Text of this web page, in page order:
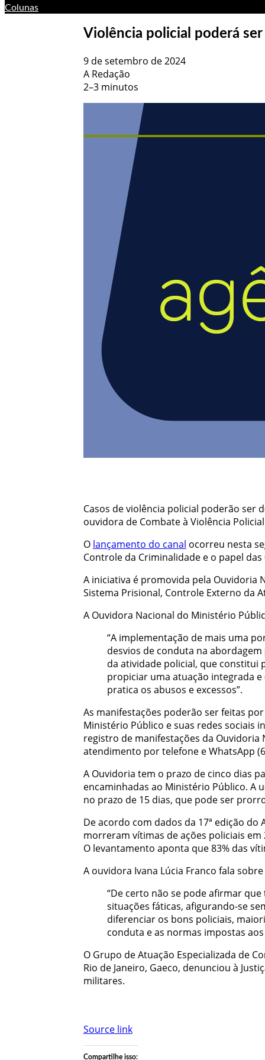
Colunas
Violência policial poderá
9 de setembro de 2024
A Redação
2–3 minutos
Casos de violência policial poderão ser
ouvidora de Combate à Violência
O lançamento do canal ocorreu nesta
Controle da Criminalidade e o papel das
A iniciativa é promovida pela Ouvidoria
Sistema Prisional, Controle Externo da
A Ouvidora Nacional do Ministério
“A implementação de mais uma
desvios de conduta na
da atividade policial, que constitui
propiciar uma atuação integrada
pratica os abusos e excessos”.
As manifestações poderão ser feitas
Ministério Público e suas redes sociais
registro de manifestações da Ouvidoria
atendimento por telefone e WhatsApp
A Ouvidoria tem o prazo de cinco dias
encaminhadas ao Ministério Público. A
no prazo de 15 dias, que pode ser
De acordo com dados da 17ª edição do
morreram vítimas de ações policiais
O levantamento aponta que 83% das
A ouvidora Ivana Lúcia Franco fala
“De certo não se pode afirmar
situações fáticas, afigurando-se
diferenciar os bons policiais,
conduta e as normas impostas
O Grupo de Atuação Especializada de
Rio de Janeiro, Gaeco, denunciou à
militares.
Source link
Compartilhe isso: